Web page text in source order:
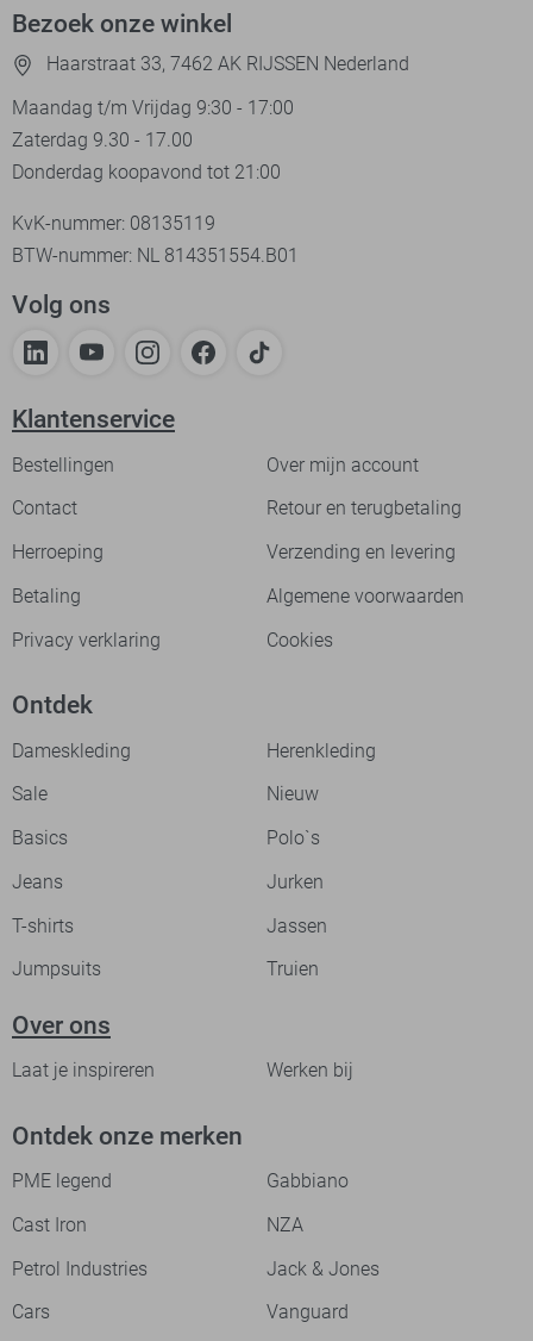
Bezoek onze winkel
Haarstraat 33, 7462 AK RIJSSEN Nederland
Maandag t/m Vrijdag 9:30 - 17:00
Zaterdag 9.30 - 17.00
Donderdag koopavond tot 21:00
KvK-nummer: 08135119
BTW-nummer: NL 814351554.B01
Volg ons
Klantenservice
Bestellingen
Over mijn account
Contact
Retour en terugbetaling
Herroeping
Verzending en levering
Betaling
Algemene voorwaarden
Privacy verklaring
Cookies
Ontdek
Dameskleding
Herenkleding
Sale
Nieuw
Basics
Polo`s
Jeans
Jurken
T-shirts
Jassen
Jumpsuits
Truien
Over ons
Laat je inspireren Werken bij
Ontdek onze merken
PME legend
Gabbiano
Cast Iron
NZA
Petrol Industries
Jack & Jones
Cars
Vanguard